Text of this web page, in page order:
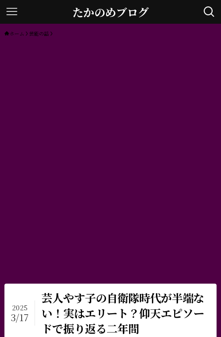
たかのめブログ
ホーム 芸能の話
芸人やす子の自衛隊時代が半端な
い！実はエリート？仰天エピソー
ドで振り返る二年間
2025
3/17